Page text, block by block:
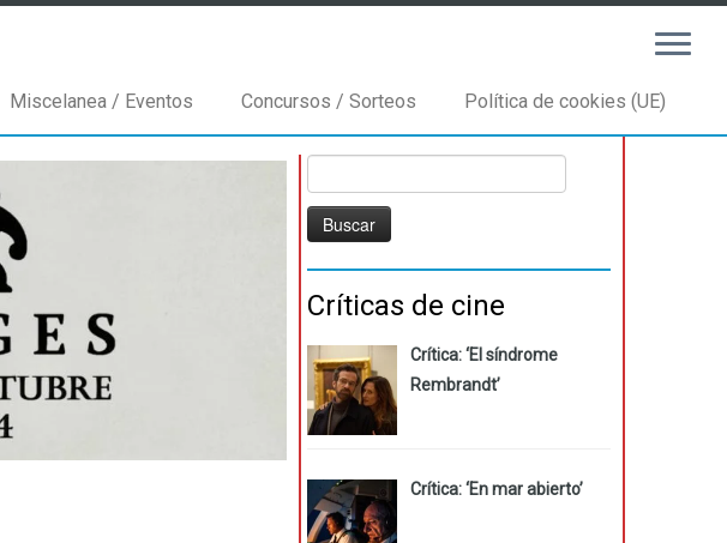
Miscelanea / Eventos Concursos / Sorteos Política de cookies (UE)
Críticas de cine
Crítica: ‘El síndrome
Rembrandt’
Crítica: ‘En mar abierto’